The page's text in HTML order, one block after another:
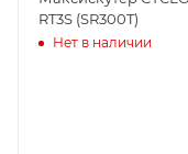
изложены в
RT3S (SR300T)
Нет в наличии